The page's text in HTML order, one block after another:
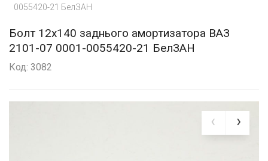
0055420-21 БелЗАН
Болт 12х140 заднього амортизатора ВАЗ
2101-07 0001-0055420-21 БелЗАН
Код: 3082